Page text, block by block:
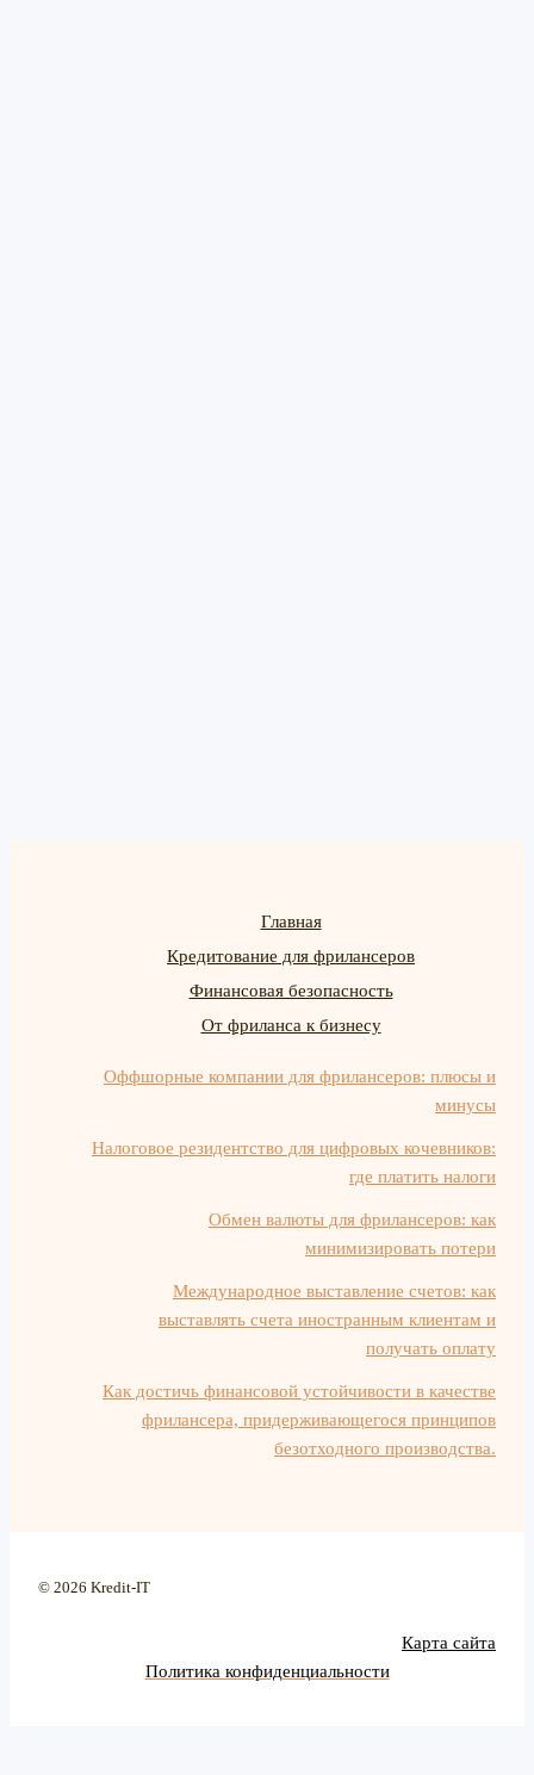
Главная
Кредитование для фрилансеров
Финансовая безопасность
От фриланса к бизнесу
Оффшорные компании для фрилансеров: плюсы и
минусы
Налоговое резидентство для цифровых кочевников:
где платить налоги
Обмен валюты для фрилансеров: как
минимизировать потери
Международное выставление счетов: как
выставлять счета иностранным клиентам и
получать оплату
Как достичь финансовой устойчивости в качестве
фрилансера, придерживающегося принципов
безотходного производства.
© 2026 Kredit-IT
Карта сайта
Политика конфиденциальности